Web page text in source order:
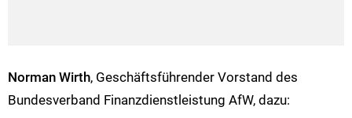
Norman Wirth, Geschäftsführender Vorstand des
Bundesverband Finanzdienstleistung AfW, dazu: